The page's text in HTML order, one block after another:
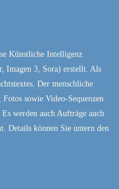
Künstliche Intelligenz
Imagen 3, Sora) erstellt. Als
Der menschliche
sowie Video-Sequenzen
werden auch Aufträge auch
Details können Sie untern den